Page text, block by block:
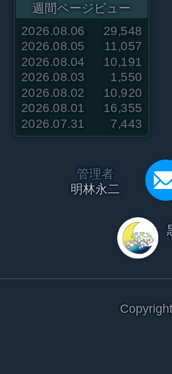
週間ページビュー
2026.08.06
29,548
2026.08.05
11,057
2026.08.04
10,191
2026.08.03
1,550
2026.08.02
10,920
2026.08.01
16,355
2026.07.31
7,443
管理者
明林永二